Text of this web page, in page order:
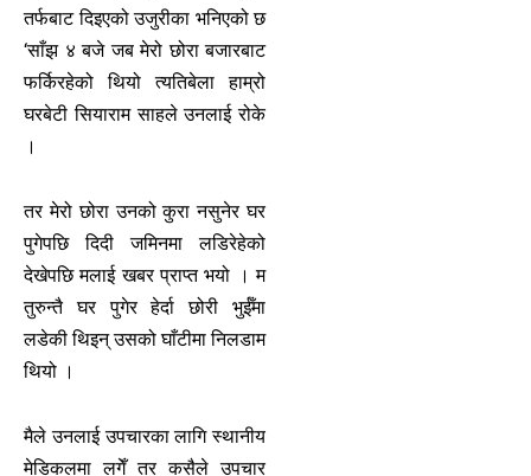
तर्फबाट दिइएको उजुरीका भनिएको छ
‘साँझ ४ बजे जब मेरो छोरा बजारबाट
फर्किरहेको थियो त्यतिबेला हाम्रो
घरबेटी सियाराम साहले उनलाई रोके
।
तर मेरो छोरा उनको कुरा नसुनेर घर
पुगेपछि दिदी जमिनमा लडिरेहेको
देखेपछि मलाई खबर प्राप्त भयो । म
तुरुन्तै घर पुगेर हेर्दा छोरी भुईँमा
लडेकी थिइन् उसको घाँटीमा निलडाम
थियो ।
मैले उनलाई उपचारका लागि स्थानीय
मेडिकलमा लगेँ तर कसैले उपचार